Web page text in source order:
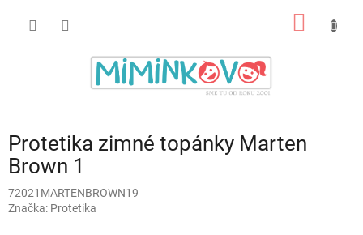
Protetika zimné topánky Marten
Brown 1
72021MARTENBROWN19
Značka: Protetika